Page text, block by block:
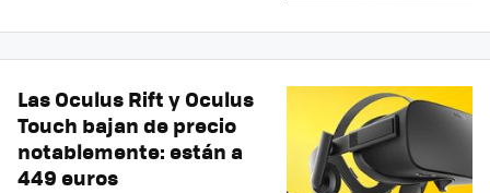
Las Oculus Rift y Oculus
Touch bajan de precio
notablemente: están a
449 euros